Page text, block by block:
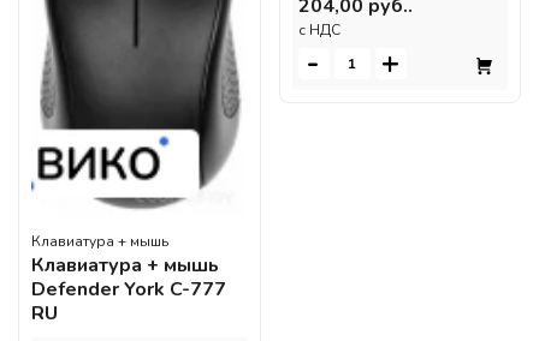
Клавиатура + мышь
Клавиатура + мышь
Defender York C-777
RU
204,00 руб..
c НДС
- +